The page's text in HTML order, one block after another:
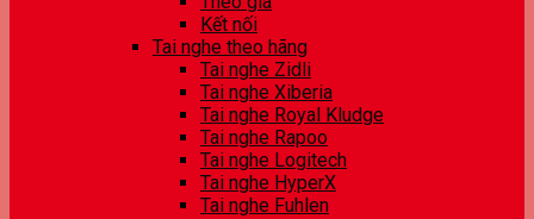
Kết nối
Tai nghe theo hãng
Tai nghe Zidli
Tai nghe Xiberia
Tai nghe Royal Kludge
Tai nghe Rapoo
Tai nghe Logitech
Tai nghe HyperX
Tai nghe Fuhlen